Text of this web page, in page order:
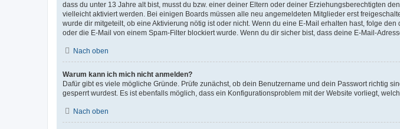
dass du unter 13 Jahre alt bist, musst du bzw. einer deiner Eltern oder deiner Erziehungsberechtigten
vielleicht aktiviert werden. Bei einigen Boards müssen alle neu angemeldeten Mitglieder erst
wurde dir mitgeteilt, ob eine Aktivierung nötig ist oder nicht. Wenn du eine E-Mail erhalten hast, folge
oder die E-Mail von einem Spam-Filter blockiert wurde. Wenn du dir sicher bist, dass deine E-Mail-
Nach oben
Warum kann ich mich nicht anmelden?
Dafür gibt es viele mögliche Gründe. Prüfe zunächst, ob dein Benutzername und dein Passwort richtig
gesperrt wurdest. Es ist ebenfalls möglich, dass ein Konfigurationsproblem mit der Website vorliegt,
Nach oben